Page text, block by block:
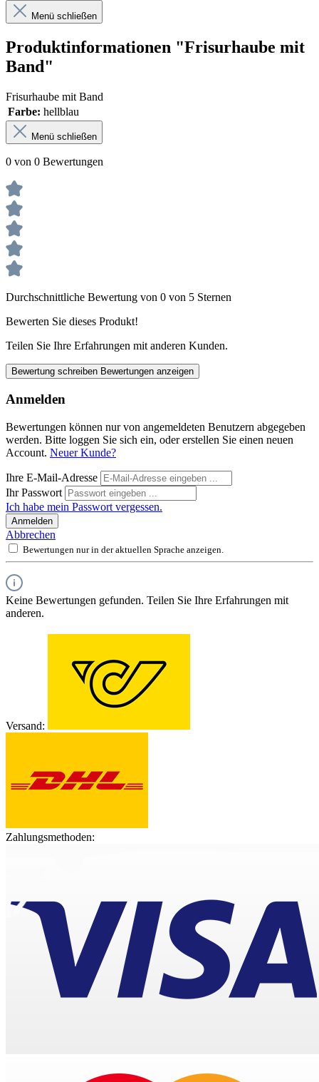
Menü schließen
Produktinformationen "Frisurhaube mit
Band"
Frisurhaube mit Band
Farbe: hellblau
Menü schließen
0 von 0 Bewertungen
Durchschnittliche Bewertung von 0 von 5 Sternen
Bewerten Sie dieses Produkt!
Teilen Sie Ihre Erfahrungen mit anderen Kunden.
Bewertung schreiben Bewertungen anzeigen
Anmelden
Bewertungen können nur von angemeldeten Benutzern abgegeben
werden. Bitte loggen Sie sich ein, oder erstellen Sie einen neuen
Account. Neuer Kunde?
Ihre E-Mail-Adresse
Ihr Passwort
Ich habe mein Passwort vergessen.
Anmelden
Abbrechen
Bewertungen nur in der aktuellen Sprache anzeigen.
Keine Bewertungen gefunden. Teilen Sie Ihre Erfahrungen mit
anderen.
Versand:
Zahlungsmethoden: